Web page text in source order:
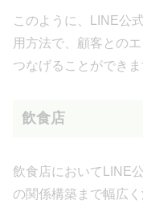
このように、LINE公
用方法で、顧客との
つなげることができま
飲食店
飲食店においてLINE
の関係構築まで幅広